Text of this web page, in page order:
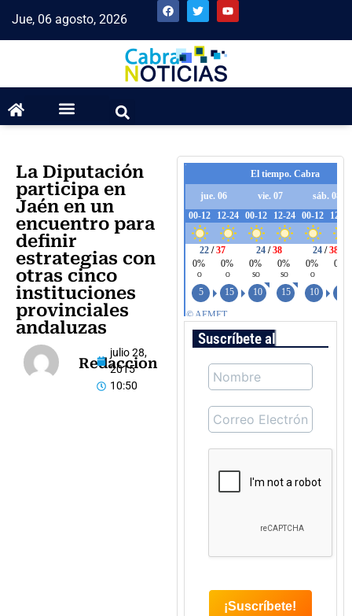
Jue, 06 agosto, 2026
La Diputación
participa en
Jaén en un
encuentro para
definir
estrategias con
otras cinco
instituciones
provinciales
andaluzas
Redaccion
julio 28,
2015
10:50
Suscríbete al boletín